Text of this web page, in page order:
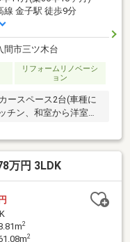
線 金子駅 徒歩9分
間市三ツ木台
リフォームリノベーシ
ョン
ースペース2台(車種に
チン、和室から洋室な
徒歩2分●金子郵便
分
万円 3LDK
2
2